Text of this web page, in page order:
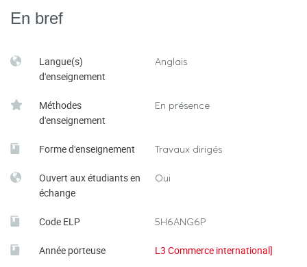
En bref
Langue(s)
d'enseignement
Anglais
Méthodes
d'enseignement
En présence
Forme d'enseignement Travaux dirigés
Ouvert aux étudiants en
échange
Oui
Code ELP 5H6ANG6P
Année porteuse L3 Commerce international]